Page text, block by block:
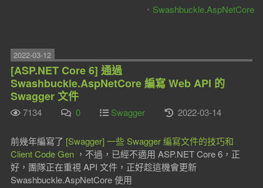
Swashbuckle.AspNetCore
2022-03-12
[ASP.NET Core 6] 通過
Swashbuckle.AspNetCore 編寫 Web API 的
Swagger 文件
7134 0 Swagger 2022-03-14
前幾年編寫了 [Swagger] 一些 Swagger 編寫文件的技巧和
Client Code Gen，不過，已經不適用 ASP.NET Core 6，正
好，團隊正在重視 API 文件，正好趁這機會更新
Swashbuckle.AspNetCore 使用